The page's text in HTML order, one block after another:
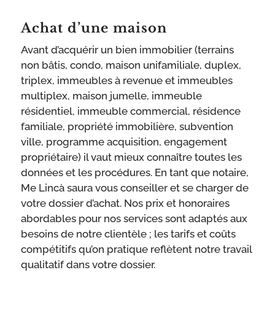
Achat d’une maison
Avant d’acquérir un bien immobilier (terrains
non bâtis, condo, maison unifamiliale, duplex,
triplex, immeubles à revenue et immeubles
multiplex, maison jumelle, immeuble
résidentiel, immeuble commercial, résidence
familiale, propriété immobilière, subvention
ville, programme acquisition, engagement
propriétaire) il vaut mieux connaître toutes les
données et les procédures. En tant que notaire,
Me Lincà saura vous conseiller et se charger de
votre dossier d’achat. Nos prix et honoraires
abordables pour nos services sont adaptés aux
besoins de notre clientèle ; les tarifs et coûts
compétitifs qu’on pratique reflètent notre travail
qualitatif dans votre dossier.